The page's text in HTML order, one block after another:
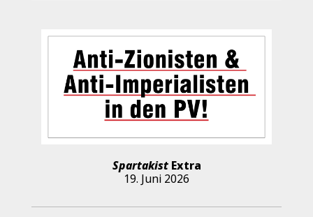
SpartakistExtra
19. Juni 2026